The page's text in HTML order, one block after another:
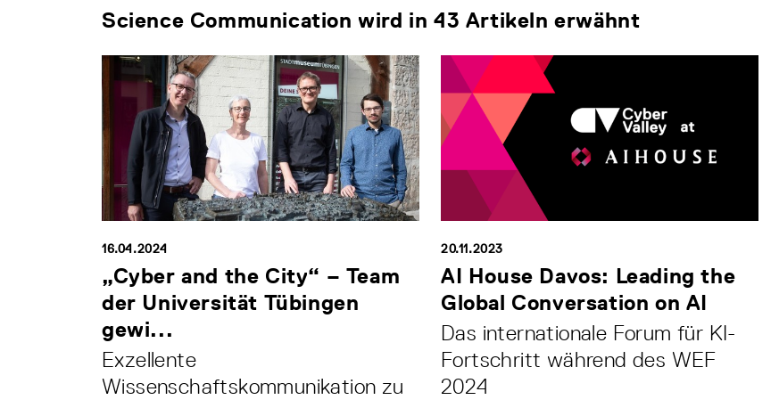
Science Communication wird in 43 Artikeln erwähnt
16.04.2024
„Cyber and the City“ – Team
der Universität Tübingen
gewi...
Exzellente
Wissenschaftskommunikation zu
20.11.2023
AI House Davos: Leading the
Global Conversation on AI
Das internationale Forum für KI-
Fortschritt während des WEF
2024